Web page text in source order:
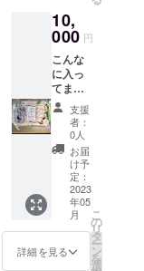
００
ｇ 釜
揚げし
らす１
パッ
ク あ
じの干
物 ２
枚
三浦半
島 春
キャベ
ツ １
玉
人参
（とて
も甘い
10,
000 円
こんな
に入っ
てま
す。 佐
島タ
コ １
００ｇ
（刺身
用）生
わかめ
（しゃ
ぶしゃ
ぶ
用）
佐島ひ
支援
者：
0人
お届
け予
定：
2023
年05
月
詳細を見る
こ
の
リ
タ
ー
ン
を
選